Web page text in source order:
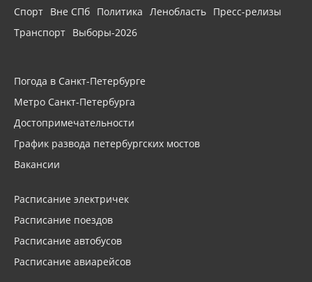
Спорт Вне СПб Политика Ленобласть Пресс-релизы
Транспорт Выборы-2026
Погода в Санкт-Петербурге
Метро Санкт-Петербурга
Достопримечательности
График развода петербургских мостов
Вакансии
Расписание электричек
Расписание поездов
Расписание автобусов
Расписание авиарейсов